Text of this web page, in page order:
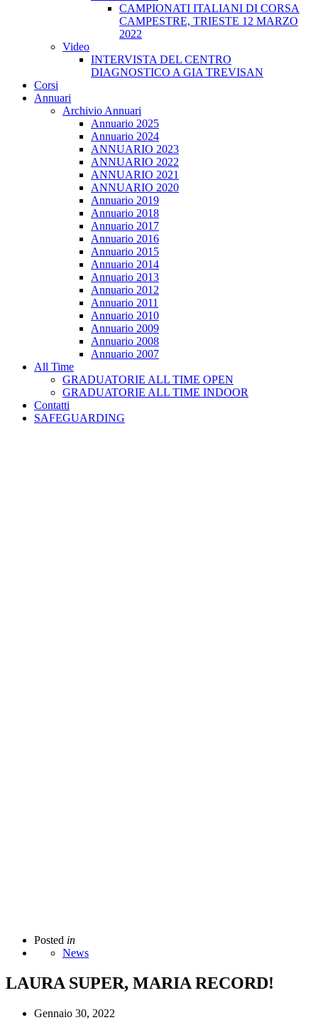
CAMPIONATI ITALIANI DI CORSA
CAMPESTRE, TRIESTE 12 MARZO
2022
Video
INTERVISTA DEL CENTRO
DIAGNOSTICO A GIA TREVISAN
Corsi
Annuari
Archivio Annuari
Annuario 2025
Annuario 2024
ANNUARIO 2023
ANNUARIO 2022
ANNUARIO 2021
ANNUARIO 2020
Annuario 2019
Annuario 2018
Annuario 2017
Annuario 2016
Annuario 2015
Annuario 2014
Annuario 2013
Annuario 2012
Annuario 2011
Annuario 2010
Annuario 2009
Annuario 2008
Annuario 2007
All Time
GRADUATORIE ALL TIME OPEN
GRADUATORIE ALL TIME INDOOR
Contatti
SAFEGUARDING
Posted in
News
LAURA SUPER, MARIA RECORD!
Gennaio 30, 2022